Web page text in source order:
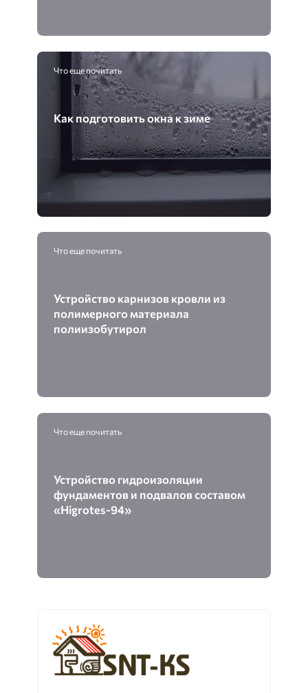
Что еще почитать
Как подготовить окна к зиме
Что еще почитать
Устройство карнизов кровли из
полимерного материала
полиизобутирол
Что еще почитать
Устройство гидроизоляции
фундаментов и подвалов составом
«Higrotes-94»